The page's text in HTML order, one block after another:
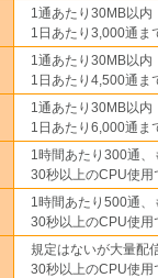
1通あたり30MB以内
1日あたり3,000通ま
1通あたり30MB以内
1日あたり4,500通ま
1通あたり30MB以内
1日あたり6,000通ま
1時間あたり300通
30秒以上のCPU使用
1時間あたり500通
30秒以上のCPU使用
規定はないが大量配
30秒以上のCPU使用